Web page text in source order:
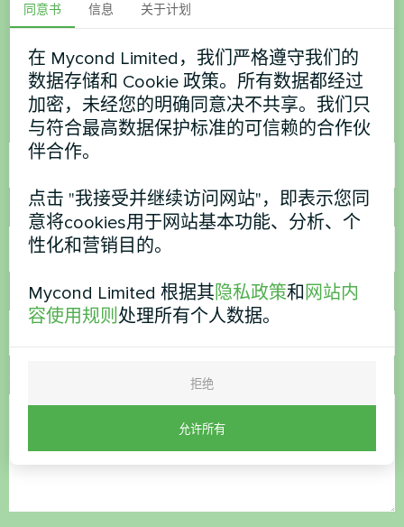
想购买或有疑问？
联系我们，我们将为您提供帮助
名称
电话号码
电子邮件
同意书 信息 关于计划
在 Mycond Limited，我们严格遵守我们的
数据存储和 Cookie 政策。所有数据都经过
加密，未经您的明确同意决不共享。我们只
与符合最高数据保护标准的可信赖的合作伙
伴合作。
点击 "我接受并继续访问网站"，即表示您同
意将cookies用于网站基本功能、分析、个
性化和营销目的。
Mycond Limited 根据其隐私政策和 网站内
容使用规则 处理所有个人数据。
拒绝
允许所有